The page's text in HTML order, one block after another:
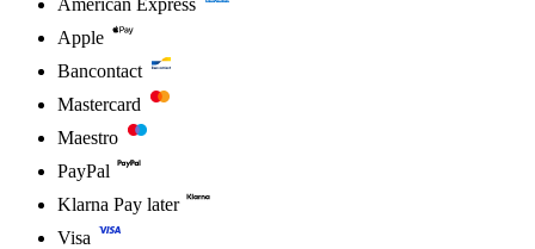
American Express
Apple
Bancontact
Mastercard
Maestro
PayPal
Klarna Pay later
Visa